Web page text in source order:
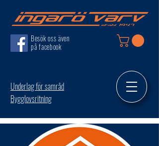
Besök oss även
på facebook
Underlag för samråd
Bygglovsritning